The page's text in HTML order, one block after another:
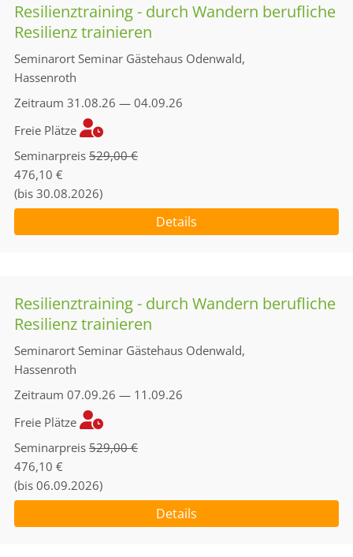
Resilienztraining - durch Wandern berufliche
Resilienz trainieren
Seminarort Seminar Gästehaus Odenwald,
Hassenroth
Zeitraum 31.08.26 — 04.09.26
Freie Plätze
Seminarpreis 529,00 €
476,10 €
(bis 30.08.2026)
Details
Resilienztraining - durch Wandern berufliche
Resilienz trainieren
Seminarort Seminar Gästehaus Odenwald,
Hassenroth
Zeitraum 07.09.26 — 11.09.26
Freie Plätze
Seminarpreis 529,00 €
476,10 €
(bis 06.09.2026)
Details